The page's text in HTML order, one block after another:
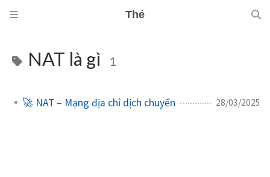
Thẻ
NAT là gì 1
🚀 NAT – Mạng địa chỉ dịch chuyển 28/03/2025